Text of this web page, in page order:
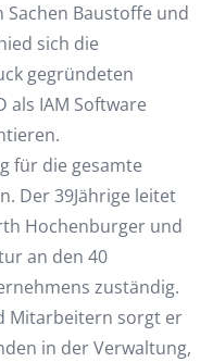
Sachen Baustoffe und
sich die
gegründeten
als IAM Software
für die gesamte
Der 39Jährige leitet
Hochenburger und
an den 40
zuständig.
Mitarbeitern sorgt er
in der Verwaltung,